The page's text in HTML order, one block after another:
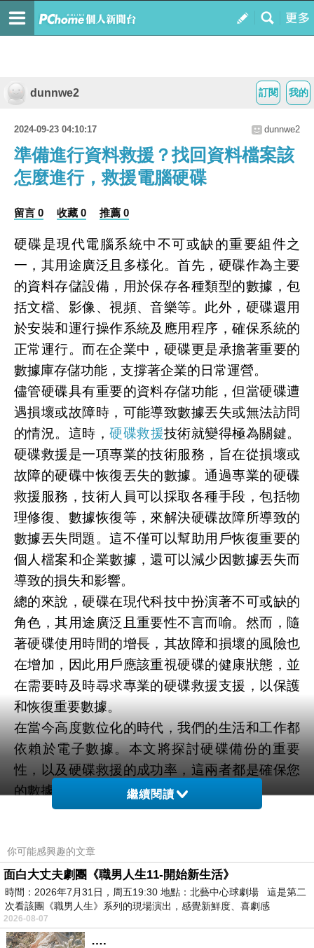
我的
訂閱
dunnwe2
2024-09-23 04:10:17 dunnwe2
準備進行資料救援？找回資料檔案該
怎麼進行，救援電腦硬碟
留言 0 收藏 0 推薦 0
硬碟是現代電腦系統中不可或缺的重要組件之
一，其用途廣泛且多樣化。首先，硬碟作為主要
的資料存儲設備，用於保存各種類型的數據，包
括文檔、影像、視頻、音樂等。此外，硬碟還用
於安裝和運行操作系統及應用程序，確保系統的
正常運行。而在企業中，硬碟更是承擔著重要的
數據庫存儲功能，支撐著企業的日常運營。
儘管硬碟具有重要的資料存儲功能，但當硬碟遭
遇損壞或故障時，可能導致數據丟失或無法訪問
的情況。這時，硬碟救援技術就變得極為關鍵。
硬碟救援是一項專業的技術服務，旨在從損壞或
故障的硬碟中恢復丟失的數據。通過專業的硬碟
救援服務，技術人員可以採取各種手段，包括物
理修復、數據恢復等，來解決硬碟故障所導致的
數據丟失問題。這不僅可以幫助用戶恢復重要的
個人檔案和企業數據，還可以減少因數據丟失而
導致的損失和影響。
總的來說，硬碟在現代科技中扮演著不可或缺的
角色，其用途廣泛且重要性不言而喻。然而，隨
著硬碟使用時間的增長，其故障和損壞的風險也
在增加，因此用戶應該重視硬碟的健康狀態，並
在需要時及時尋求專業的硬碟救援支援，以保護
和恢復重要數據。
在當今高度數位化的時代，我們的生活和工作都
依賴於電子數據。本文將探討硬碟備份的重要
性，以及硬碟救援的成功率，這兩者都是確保您
的數據安全的重要保護措施。
硬碟備份的重要性
外數據損失的影響。當電腦硬碟遭受硬體故障、
病毒攻擊或誤刪檔案時，正確的備份可以快速還
原重要資料，防止永久損失。對於個人用戶而
言，這包括家庭照片、個人檔案等珍貴數據；對
於企業則關乎業務運營的連續性、客戶數據的保
繼續閱讀
你可能感興趣的文章
面白大丈夫劇團《職男人生11-開始新生活》
時間：2026年7月31日，周五19:30 地點：北藝中心球劇場 這是第二
次看該團《職男人生》系列的現場演出，感覺新鮮度、喜劇感
2026-08-07
….